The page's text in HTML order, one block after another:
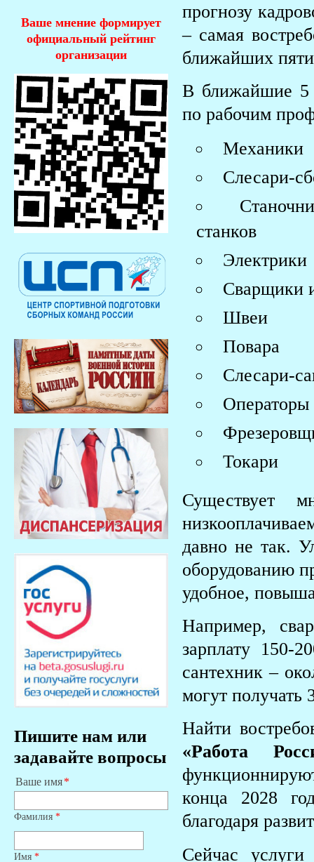
Ваше мнение формирует
официальный рейтинг
организации
Пишите нам или
задавайте вопросы
Ваше имя
Фамилия *
Имя *
прогнозу
– самая
ближайших
В ближайшие 5
по рабочим
Механики
Слесари-
станков
Электрики
Сварщики
Швеи
Повара
Слесари-
Операторы
Токари
Существует
давно не так.
оборудованию
удобное,
Например,
зарплату 150-
сантехник –
могут получать
Найти
«Работа
конца 2028
благодаря
Сейчас